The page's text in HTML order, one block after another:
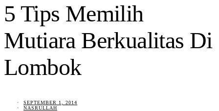
5 Tips Memilih
Mutiara Berkualitas Di
Lombok
SEPTEMBER 1, 2014
NASRULLAH